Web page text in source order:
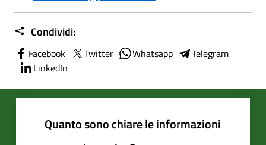
Condividi:
Facebook Twitter Whatsapp
Telegram
LinkedIn
Quanto sono chiare le informazioni